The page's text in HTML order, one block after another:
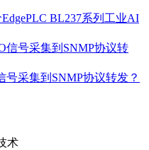
BL237系列工业AI
采集到SNMP协议转发？